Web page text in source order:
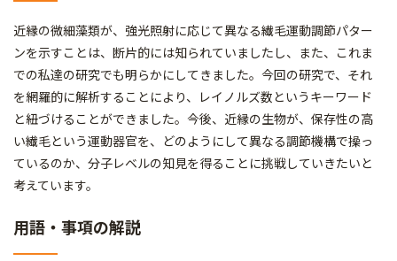
近縁の微細藻類が、強光照射に応じて異なる繊毛運動調節パター
ンを示すことは、断片的には知られていましたし、また、これま
での私達の研究でも明らかにしてきました。今回の研究で、それ
を網羅的に解析することにより、レイノルズ数というキーワード
と紐づけることができました。今後、近縁の生物が、保存性の高
い繊毛という運動器官を、どのようにして異なる調節機構で操っ
ているのか、分子レベルの知見を得ることに挑戦していきたいと
考えています。
用語・事項の解説